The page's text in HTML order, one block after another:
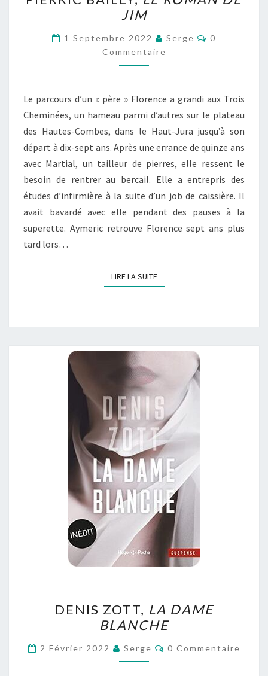
BAILLY,
LE
ROMAN
DE
JIM
JIM
1 Septembre 2022 Serge
0
Commentaire
Le parcours d’un « père » Florence a grandi aux Trois
Cheminées, un hameau parmi d’autres sur le plateau
des Hautes-Combes, dans le Haut-Jura jusqu’à son
départ à dix-sept ans. Après une errance de quinze ans
avec Martial, un tailleur de pierres, elle ressent le
besoin de rentrer au bercail. Elle a entrepris des
études d’infirmière à la suite d’un job de caissière. Il
avait bavardé avec elle pendant des pauses à la
superette. Aymeric retrouve Florence sept ans plus
tard lors…
LIRE LA SUITELIRE LA SUITE
ZOTT,
LA
DAME
BLANCHE
DENIS ZOTT, LA DAME
BLANCHE
2 Février 2022 Serge Commentaires
0 Commentaire